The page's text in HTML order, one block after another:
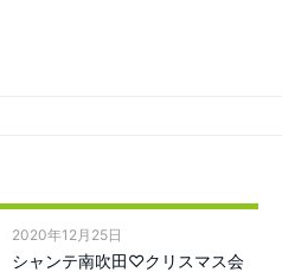
2020年12月25日
シャンテ南吹田♡クリスマス会